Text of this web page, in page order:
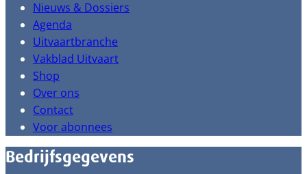
Nieuws & Dossiers
Agenda
Uitvaartbranche
Vakblad Uitvaart
Shop
Over ons
Contact
Voor abonnees
Bedrijfsgegevens